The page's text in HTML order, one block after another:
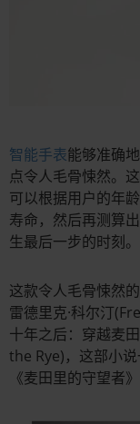
智能手表能够准确
点令人毛骨悚然。
可以根据用户的年
寿命，然后再测算
生最后一步的时刻。
这款令人毛骨悚然
雷德里克·科尔汀
十年之后：穿越麦
the Rye)，这部小
《麦田里的守望者